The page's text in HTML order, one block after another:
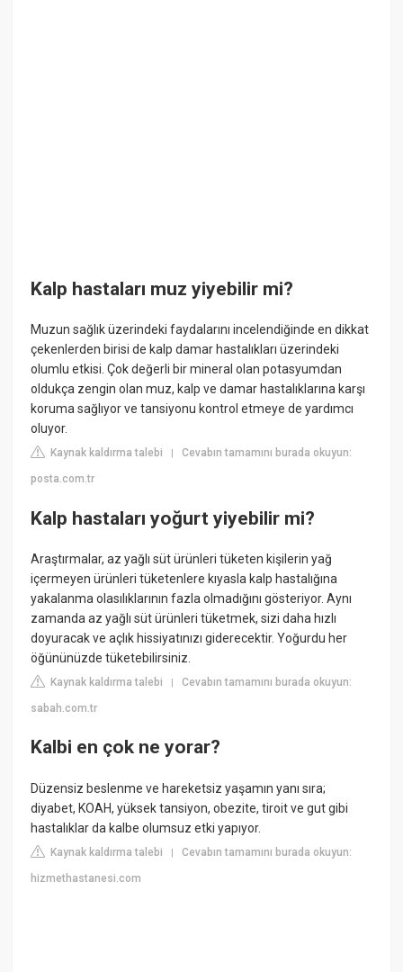
Kalp hastaları muz yiyebilir mi?
Muzun sağlık üzerindeki faydalarını incelendiğinde en dikkat
çekenlerden birisi de kalp damar hastalıkları üzerindeki
olumlu etkisi. Çok değerli bir mineral olan potasyumdan
oldukça zengin olan muz, kalp ve damar hastalıklarına karşı
koruma sağlıyor ve tansiyonu kontrol etmeye de yardımcı
oluyor.
Kaynak kaldırma talebi |Cevabın tamamını burada okuyun:
posta.com.tr
Kalp hastaları yoğurt yiyebilir mi?
Araştırmalar, az yağlı süt ürünleri tüketen kişilerin yağ
içermeyen ürünleri tüketenlere kıyasla kalp hastalığına
yakalanma olasılıklarının fazla olmadığını gösteriyor. Aynı
zamanda az yağlı süt ürünleri tüketmek, sizi daha hızlı
doyuracak ve açlık hissiyatınızı giderecektir. Yoğurdu her
öğününüzde tüketebilirsiniz.
Kaynak kaldırma talebi |Cevabın tamamını burada okuyun:
sabah.com.tr
Kalbi en çok ne yorar?
Düzensiz beslenme ve hareketsiz yaşamın yanı sıra;
diyabet, KOAH, yüksek tansiyon, obezite, tiroit ve gut gibi
hastalıklar da kalbe olumsuz etki yapıyor.
Kaynak kaldırma talebi |Cevabın tamamını burada okuyun:
hizmethastanesi.com